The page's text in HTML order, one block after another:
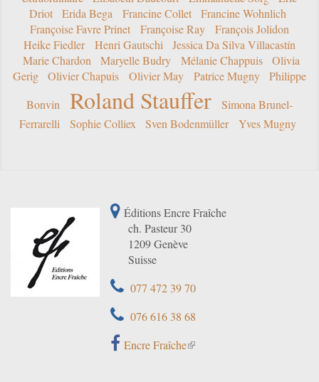
Driot
Erida Bega Francine Collet
Francine Wohnlich
Françoise Favre Prinet
Françoise Ray
François Jolidon
Heike Fiedler
Henri Gautschi
Jessica Da Silva Villacastín
Marie Chardon
Maryelle Budry Mélanie Chappuis
Olivia
Gerig
Olivier Chapuis Olivier May Patrice Mugny
Philippe
Bonvin
Roland Stauffer
Simona Brunel-
Ferrarelli
Sophie Colliex Sven Bodenmüller Yves Mugny
Éditions Encre Fraîche
ch. Pasteur 30
1209 Genève
Suisse
077 472 39 70
076 616 38 68
Encre Fraîche